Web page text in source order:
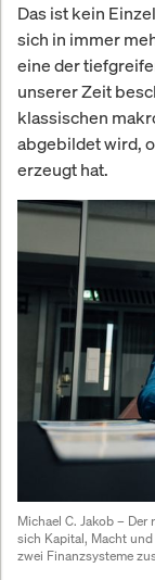
Das ist kein
sich in immer
eine der
unserer Zeit
klassischen
abgebildet wird,
erzeugt hat.
Michael C. Jakob – Der
sich Kapital, Macht
zwei Finanzsysteme